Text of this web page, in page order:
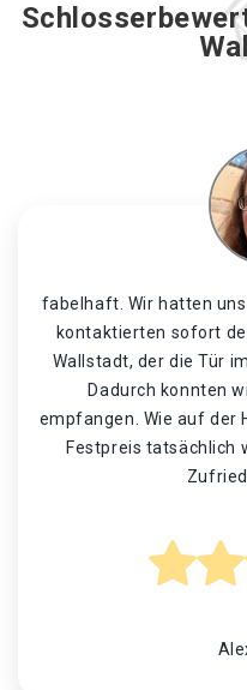
fabelhaft. Wir hatten
kontaktierten sofort
Wallstadt, der die Tür
Dadurch konnten
empfangen. Wie auf der
Festpreis tatsächlich